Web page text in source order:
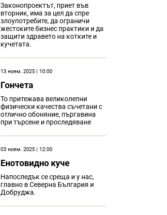
Законопроектът, приет във
вторник, има за цел да спре
злоупотребите, да ограничи
жестоките бизнес практики и да
защити здравето на котките и
кучетата.
13 ноем. 2025 | 10:00
Гончета
То притежава великолепни
физически качества съчетани с
отлично обоняние, пъргавина
при търсене и проследяване
03 ноем. 2025 | 12:00
Eнотовидно куче
Напоследък се среща и у нас,
главно в Северна България и
Добруджа.